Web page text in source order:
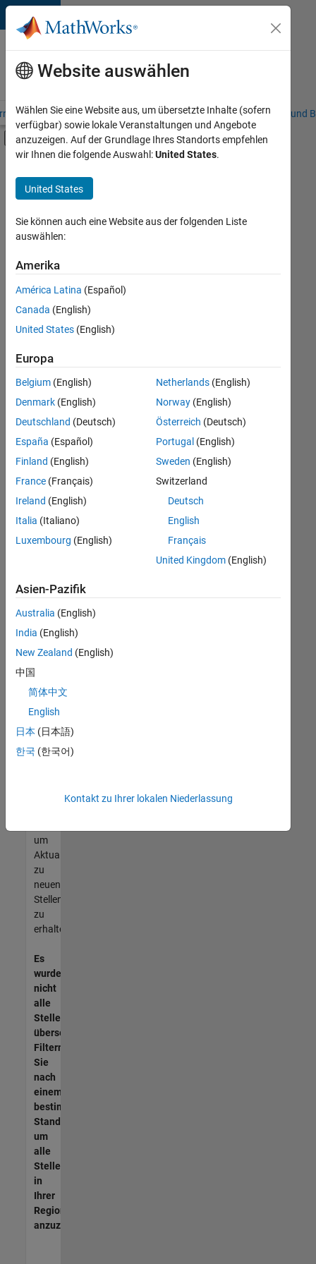
Weiter zum Inhalt
Karriere
bei
MathWorks
– Übersicht Stellensuche Niederlassungen Studierende und
Umschaltung für Off-Canvas-
Hauptinhalt
Education Sales
Sales Operations
Marketing Communications
Marketing Services
Business Model Team
Finance and Operations
Human Resources
+6
Derzeit
es
keine
offenen
Stellen,
Ihren
Suchkriterien
entsprechen.
können
die
Suchkriterien
weiter
fassen
oder
alle
Stellenangebote
anzeigen .
noch
keine
offenen
Stellen
können,
die
Ihren
entsprechen,
werden
unseres
um
Aktualisierungen
zu
neuen
Stellenangeboten
zu
erhalten.
Es
wurden
nicht
alle
Stellen
übersetzt.
Filtern
Sie
nach
einem
bestimmten
Standort,
um
alle
Stellenangebote
in
Ihrer
Region
anzuzeigen.
Website auswählen
Wählen Sie eine Website aus, um übersetzte Inhalte (sofern
verfügbar) sowie lokale Veranstaltungen und Angebote
anzuzeigen. Auf der Grundlage Ihres Standorts empfehlen
wir Ihnen die folgende Auswahl:United States.
United States
Sie können auch eine Website aus der folgenden Liste
auswählen:
Amerika
América Latina (Español)
Canada (English)
United States (English)
Europa
Belgium (English)
Denmark (English)
Deutschland (Deutsch)
España (Español)
Finland (English)
France (Français)
Ireland (English)
Italia (Italiano)
Luxembourg (English)
Netherlands(English)
Norway(English)
Österreich (Deutsch)
Portugal (English)
Sweden (English)
Switzerland
Deutsch
English
Français
United Kingdom(English)
Asien-Pazifik
Australia (English)
India (English)
New Zealand (English)
中国
简体中文
English
日本 (日本語)
한국 (한국어)
Kontakt zu Ihrer lokalen Niederlassung